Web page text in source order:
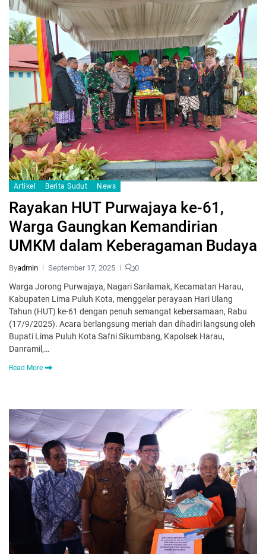
Artikel Berita Sudut News
Rayakan HUT Purwajaya ke-61,
Warga Gaungkan Kemandirian
UMKM dalam Keberagaman Budaya
Byadmin September 17, 2025 0
Warga Jorong Purwajaya, Nagari Sarilamak, Kecamatan Harau,
Kabupaten Lima Puluh Kota, menggelar perayaan Hari Ulang
Tahun (HUT) ke-61 dengan penuh semangat kebersamaan, Rabu
(17/9/2025). Acara berlangsung meriah dan dihadiri langsung oleh
Bupati Lima Puluh Kota Safni Sikumbang, Kapolsek Harau,
Danramil,…
Read More